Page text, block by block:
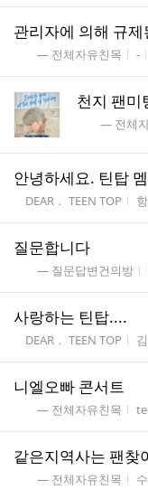
관리자에 의해 규
게시판명
― 전체자유친목 -
천지 팬미
게시판명
― 전체자
안녕하세요. 틴탑
게시판명
DEAR． TEEN TOP
질문합니다
게시판명
― 질문답변건의방
사랑하는 틴탑....
게시판명
DEAR． TEEN TOP
니엘오빠 콘서트
게시판명
― 전체자유친목
같은지역사는 팬찾
게시판명
― 전체자유친목